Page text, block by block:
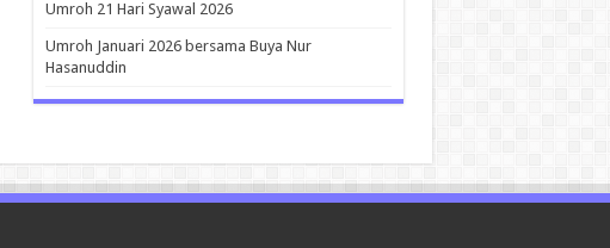
Umroh 21 Hari Syawal 2026
Umroh Januari 2026 bersama Buya Nur
Hasanuddin